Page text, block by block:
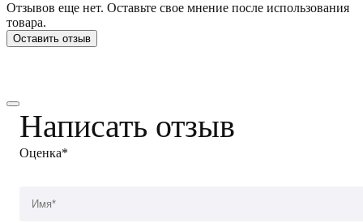
Отзывов еще нет. Оставьте свое мнение после использования
товара.
Оставить отзыв
Написать отзыв
Оценка*